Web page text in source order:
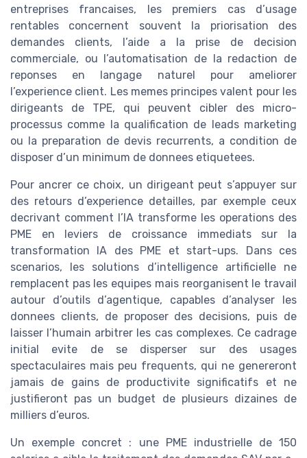
entreprises francaises, les premiers cas d’usage
rentables concernent souvent la priorisation des
demandes clients, l’aide a la prise de decision
commerciale, ou l’automatisation de la redaction de
reponses en langage naturel pour ameliorer
l’experience client. Les memes principes valent pour les
dirigeants de TPE, qui peuvent cibler des micro-
processus comme la qualification de leads marketing
ou la preparation de devis recurrents, a condition de
disposer d’un minimum de donnees etiquetees.
Pour ancrer ce choix, un dirigeant peut s’appuyer sur
des retours d’experience detailles, par exemple ceux
decrivant comment l’IA transforme les operations des
PME en leviers de croissance immediats sur la
transformation IA des PME et start-ups. Dans ces
scenarios, les solutions d’intelligence artificielle ne
remplacent pas les equipes mais reorganisent le travail
autour d’outils d’agentique, capables d’analyser les
donnees clients, de proposer des decisions, puis de
laisser l’humain arbitrer les cas complexes. Ce cadrage
initial evite de se disperser sur des usages
spectaculaires mais peu frequents, qui ne genereront
jamais de gains de productivite significatifs et ne
justifieront pas un budget de plusieurs dizaines de
milliers d’euros.
Un exemple concret : une PME industrielle de 150